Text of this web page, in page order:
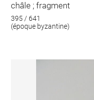
châle ; fragment
395 / 641
(époque byzantine)